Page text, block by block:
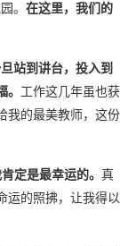
。 在这里，我们的
站到讲台，投入到
工作这几年虽也获
我的最美教师，这份
定是最幸运的。 真
运的照拂，让我得以